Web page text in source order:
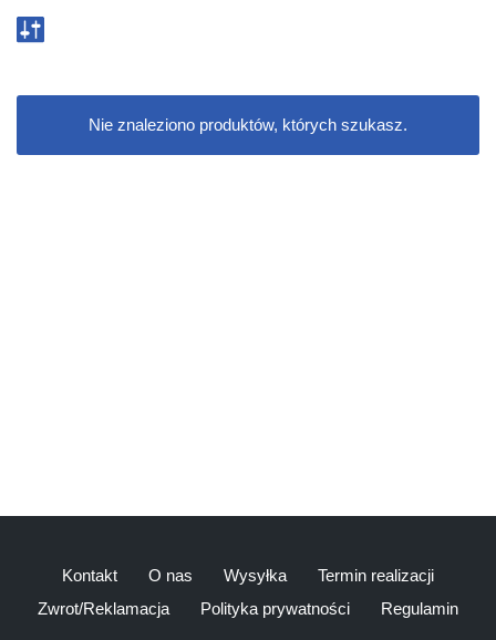
Nie znaleziono produktów, których szukasz.
Kontakt O nas Wysyłka
Termin realizacji
Zwrot/Reklamacja
Polityka prywatności Regulamin